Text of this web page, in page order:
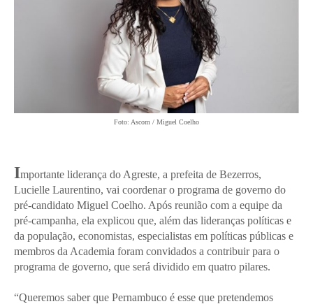
Foto: Ascom / Miguel Coelho
Importante liderança do Agreste, a prefeita de Bezerros,
Lucielle Laurentino, vai coordenar o programa de governo do
pré-candidato Miguel Coelho. Após reunião com a equipe da
pré-campanha, ela explicou que, além das lideranças políticas e
da população, economistas, especialistas em políticas públicas e
membros da Academia foram convidados a contribuir para o
programa de governo, que será dividido em quatro pilares.
“Queremos saber que Pernambuco é esse que pretendemos